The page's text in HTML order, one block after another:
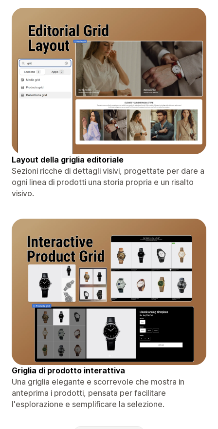
Layout della griglia editoriale
Sezioni ricche di dettagli visivi, progettate per dare a
ogni linea di prodotti una storia propria e un risalto
visivo.
Griglia di prodotto interattiva
Una griglia elegante e scorrevole che mostra in
anteprima i prodotti, pensata per facilitare
l'esplorazione e semplificare la selezione.